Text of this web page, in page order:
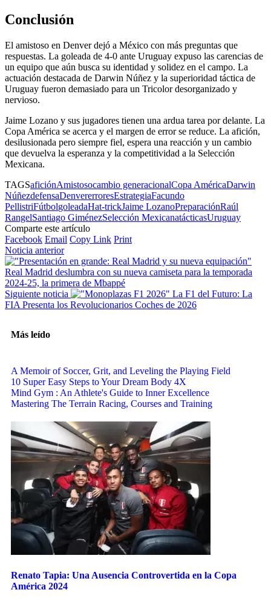
Conclusión
El amistoso en Denver dejó a México con más preguntas que
respuestas. La goleada de 4-0 ante Uruguay expuso las carencias de
un equipo que aún busca su identidad y solidez en el campo. La
actuación destacada de Darwin Núñez y la superioridad táctica de
Uruguay fueron demasiado para un Tricolor desorganizado y
nervioso.
Jaime Lozano y sus jugadores tienen una ardua tarea por delante. La
Copa América se acerca y el margen de error se reduce. La afición,
desilusionada pero siempre fiel, espera una reacción y un cambio
que devuelva la esperanza y la competitividad a la Selección
Mexicana.
TAGSaficiónAmistosocambio generacionalCopa AméricaDarwin
NúñezdefensaDenvererroresEstrategiaFacundo
PellistriFútbolgoleadaHat-trickJaime LozanoPreparaciónRaúl
RangelSantiago GiménezSelección MexicanatácticasUruguay
Comparte este artículo
Facebook Email Copy Link Print
Noticia anterior
Real Madrid deslumbra con su nueva camiseta para la temporada
2024-25, la primera de Mbappé
Siguiente noticia
La F1 del Futuro: La
FIA Presenta los Revolucionarios Coches de 2026
Más leído
A Memoir of Soccer, Grit, and Leveling the Playing Field
10 Super Easy Steps to Your Dream Body 4X
Mind Gym : An Athlete's Guide to Inner Excellence
Mastering The Terrain Racing, Courses and Training
Renato Tapia: Una Ausencia Controvertida en la Copa
América 2024